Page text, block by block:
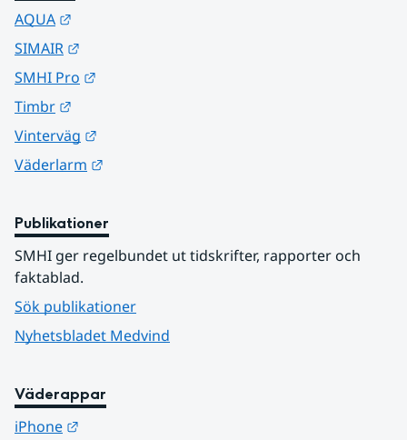
AQUA
SIMAIR
SMHI Pro
Timbr
Vinterväg
Väderlarm
Publikationer
SMHI ger regelbundet ut tidskrifter, rapporter och
faktablad.
Sök publikationer
Nyhetsbladet Medvind
Väderappar
iPhone